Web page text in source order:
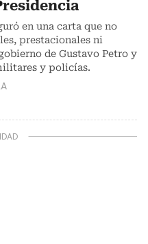
en una carta que no
prestacionales ni
de Gustavo Petro y
y policías.